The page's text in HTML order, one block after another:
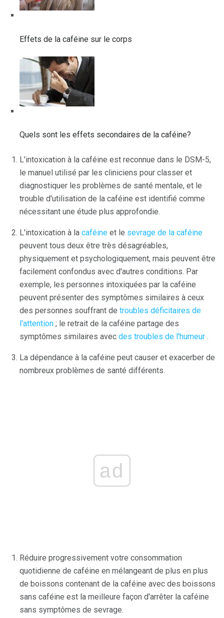
Effets de la caféine sur le corps
Quels sont les effets secondaires de la caféine?
L'intoxication à la caféine est reconnue dans le DSM-5,
le manuel utilisé par les cliniciens pour classer et
diagnostiquer les problèmes de santé mentale, et le
trouble d'utilisation de la caféine est identifié comme
nécessitant une étude plus approfondie.
L'intoxication à la caféine et le sevrage de la caféine
peuvent tous deux être très désagréables,
physiquement et psychologiquement, mais peuvent être
facilement confondus avec d'autres conditions. Par
exemple, les personnes intoxiquées par la caféine
peuvent présenter des symptômes similaires à ceux
des personnes souffrant de troubles déficitaires de
l'attention ; le retrait de la caféine partage des
symptômes similaires avec des troubles de l'humeur .
La dépendance à la caféine peut causer et exacerber de
nombreux problèmes de santé différents.
ad
Réduire progressivement votre consommation
quotidienne de caféine en mélangeant de plus en plus
de boissons contenant de la caféine avec des boissons
sans caféine est la meilleure façon d'arrêter la caféine
sans symptômes de sevrage.